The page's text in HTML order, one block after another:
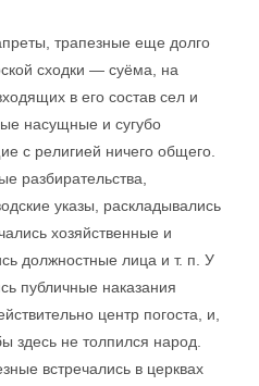
трапезные еще долго
сходки — суёма, на
в его состав сел и
насущные и сугубо
с религией ничего общего.
разбирательства,
указы, раскладывались
хозяйственные и
должностные лица и т. п. У
публичные наказания
центр погоста, и,
здесь не толпился народ.
встречались в церквах